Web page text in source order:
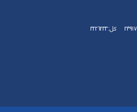
24917 کل:3226233